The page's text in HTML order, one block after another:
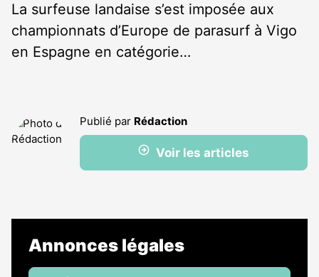
La surfeuse landaise s’est imposée aux
championnats d’Europe de parasurf à Vigo
en Espagne en catégorie…
Publié par Rédaction
Voir les articles
Annonces légales